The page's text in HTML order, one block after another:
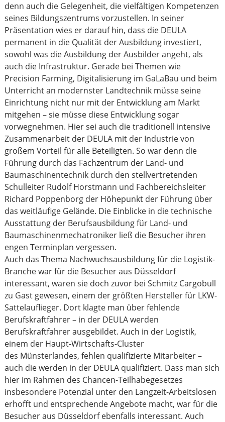
denn auch die Gelegenheit, die vielfältigen Kompetenzen
seines Bildungszentrums vorzustellen. In seiner
Präsentation wies er darauf hin, dass die DEULA
permanent in die Qualität der Ausbildung investiert,
sowohl was die Ausbildung der Ausbilder angeht, als
auch die Infrastruktur. Gerade bei Themen wie
Precision Farming, Digitalisierung im GaLaBau und beim
Unterricht an modernster Landtechnik müsse seine
Einrichtung nicht nur mit der Entwicklung am Markt
mitgehen – sie müsse diese Entwicklung sogar
vorwegnehmen. Hier sei auch die traditionell intensive
Zusammenarbeit der DEULA mit der Industrie von
großem Vorteil für alle Beteiligten. So war denn die
Führung durch das Fachzentrum der Land- und
Baumaschinentechnik durch den stellvertretenden
Schulleiter Rudolf Horstmann und Fachbereichsleiter
Richard Poppenborg der Höhepunkt der Führung über
das weitläufige Gelände. Die Einblicke in die technische
Ausstattung der Berufsausbildung für Land- und
Baumaschinenmechatroniker ließ die Besucher ihren
engen Terminplan vergessen.
Auch das Thema Nachwuchsausbildung für die Logistik-
Branche war für die Besucher aus Düsseldorf
interessant, waren sie doch zuvor bei Schmitz Cargobull
zu Gast gewesen, einem der größten Hersteller für LKW-
Sattelauflieger. Dort klagte man über fehlende
Berufskraftfahrer – in der DEULA werden
Berufskraftfahrer ausgebildet. Auch in der Logistik,
einem der Haupt-Wirtschafts-Cluster
des Münsterlandes, fehlen qualifizierte Mitarbeiter –
auch die werden in der DEULA qualifiziert. Dass man sich
hier im Rahmen des Chancen-Teilhabegesetzes
insbesondere Potenzial unter den Langzeit-Arbeitslosen
erhofft und entsprechende Angebote macht, war für die
Besucher aus Düsseldorf ebenfalls interessant. Auch